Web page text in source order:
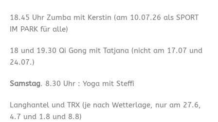
18.45 Uhr Zumba mit Kerstin (am 10.07.26 als SPORT
IM PARK für alle)
18 und 19.30 Qi Gong mit Tatjana (nicht am 17.07 und
24.07.)
Samstag. 8.30 Uhr : Yoga mit Steffi
Langhantel und TRX (je nach Wetterlage, nur am 27.6,
4.7 und 1.8 und 8.8)